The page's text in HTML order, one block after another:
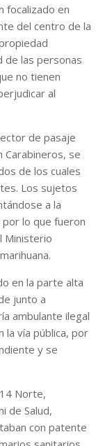
focalizado en
del centro de la
de las personas
no tienen
al
de pasaje
Carabineros, se
de los cuales
Los sujetos
a la
por lo que fueron
Ministerio
en la parte alta
junto a
ambulante ilegal
la vía pública, por
y se
Norte,
de Salud,
con patente